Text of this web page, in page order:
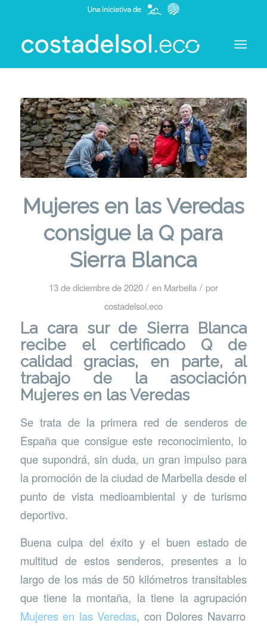
Mujeres en las Veredas
consigue la Q para
Sierra Blanca
13 de diciembre de 2020 / en Marbella / por
costadelsol.eco
La cara sur de Sierra Blanca
recibe el certificado Q de
calidad gracias, en parte, al
trabajo de la asociación
Mujeres en las Veredas
Se trata de la primera red de senderos de
España que consigue este reconocimiento, lo
que supondrá, sin duda, un gran impulso para
la promoción de la ciudad de Marbella desde el
punto de vista medioambiental y de turismo
deportivo.
Buena culpa del éxito y el buen estado de
multitud de estos senderos, presentes a lo
largo de los más de 50 kilómetros transitables
que tiene la montaña, la tiene la agrupación
Mujeres en las Veredas, con Dolores Navarro